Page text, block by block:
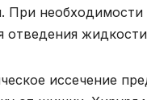
При необходимости
отведения
иссечение